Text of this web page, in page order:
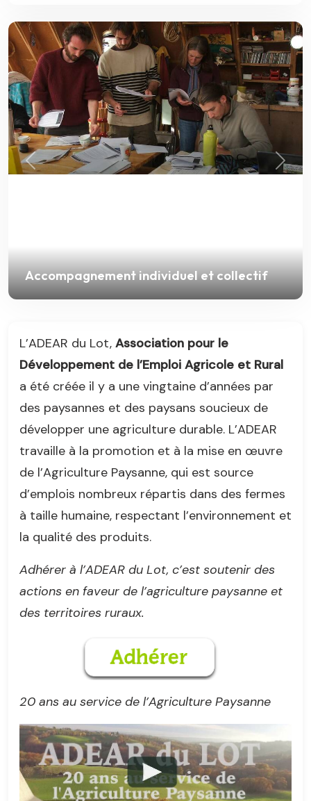
Formations techniques
Précédent
L’ADEAR du Lot, Association pour le
Développement de l’Emploi Agricole et Rural
a été créée il y a une vingtaine d’années par
des paysannes et des paysans soucieux de
développer une agriculture durable. L’ADEAR
travaille à la promotion et à la mise en œuvre
de l’Agriculture Paysanne, qui est source
d’emplois nombreux répartis dans des fermes
à taille humaine, respectant l’environnement et
la qualité des produits.
Adhérer à l’ADEAR du Lot, c’est soutenir des
actions en faveur de l’agriculture paysanne et
des territoires ruraux.
20 ans au service de l’Agriculture Paysanne